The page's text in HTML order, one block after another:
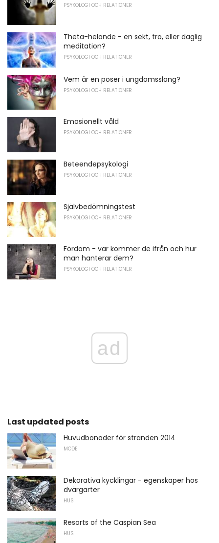
PSYKOLOGI OCH RELATIONER
Theta-helande - en sekt, tro, eller daglig
meditation?
PSYKOLOGI OCH RELATIONER
Vem är en poser i ungdomsslang?
PSYKOLOGI OCH RELATIONER
Emosionellt våld
PSYKOLOGI OCH RELATIONER
Beteendepsykologi
PSYKOLOGI OCH RELATIONER
Självbedömningstest
PSYKOLOGI OCH RELATIONER
Fördom - var kommer de ifrån och hur
man hanterar dem?
PSYKOLOGI OCH RELATIONER
ad
Last updated posts
Huvudbonader för stranden 2014
MODE
Dekorativa kycklingar - egenskaper hos
dvärgarter
HUS
Resorts of the Caspian Sea
HUS